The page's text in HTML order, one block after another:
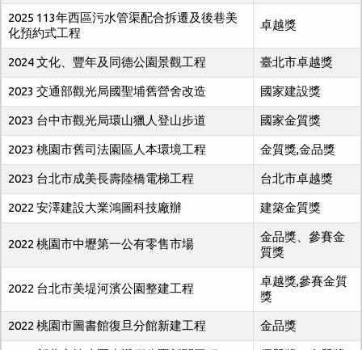
2025 113年西區污水管渠配合拆遷及後巷美
化預約式工程
卓越獎
2024 文化、豐年及同德公園景觀工程 臺北市卓越獎
2023 交通部觀光局國聖埔舊營舍改造 國家建設獎
2023 台中市觀光局環山獵人登山步道 國家金質獎
2023 桃園市舊司法園區人本環境工程 金質獎,金品獎
2023 台北市成美長壽陸橋電梯工程 台北市卓越獎
2022 安澤建設大業鴻圖科技廠辦 建築金質獎
2022 桃園市中壢第一公有零售市場
金品獎、參賽金
質獎
2022 台北市美堤河濱公園整建工程
卓越獎,參賽金質
獎
2022 桃園市圖書館復旦分館新建工程 金品獎